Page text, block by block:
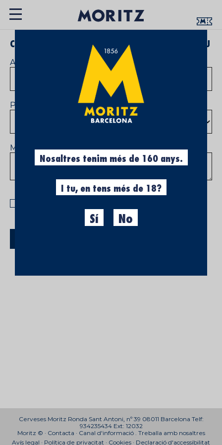
CANCEL·LA SUBSCRIPCIÓ AL BUTLLETÍ INFORMATIU
Adreça d'email
Província
Motiu de la desubscripció
dades d'acord amb la finalitat informada i
l'avís legali lapolítica de privacitat.
Cerveses Moritz Ronda Sant Antoni, nº 39 08011 Barcelona Telf:
934235434 Ext: 12032
Moritz © · Contacta · Canal d'informació. Treballa amb nosaltres
Avís legal · Política de privacitat · Cookies · Declaració d'accessibilitat
Nosaltres tenim més de 160 anys.
I tu, en tens més de 18?
Sí No